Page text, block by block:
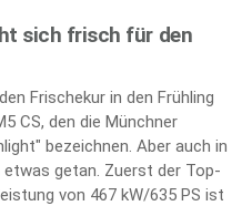
sich frisch für den
Frischekur in den Frühling
CS, den die Münchner
bezeichnen. Aber auch in
etwas getan. Zuerst der Top-
von 467 kW/635 PS ist